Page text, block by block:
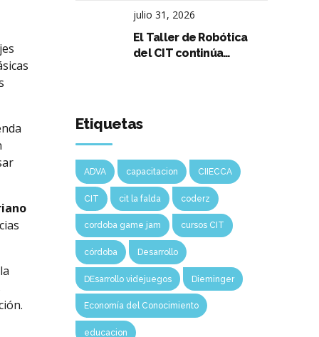
tu Oratoria"
julio 31, 2026
El Taller de Robótica
del CIT continúa
Etiquetas
ADVA capacitacion CIIECCA
CIT cit la falda coderz
cordoba game jam cursos CIT
córdoba Desarrollo
DEsarrollo videjuegos Dieminger
Economía del Conocimiento
educacion